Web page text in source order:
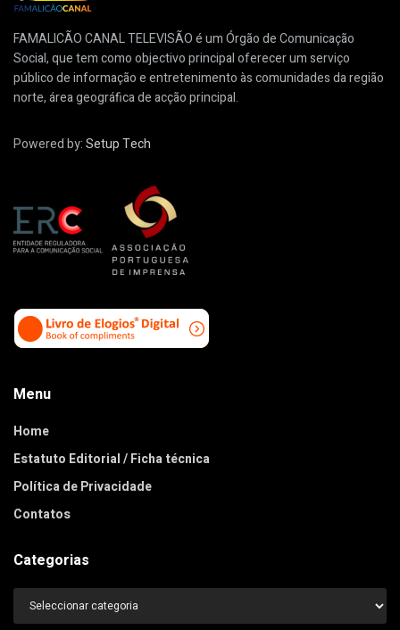
FAMALICÃO CANAL TELEVISÃO é um Órgão de Comunicação
Social, que tem como objectivo principal oferecer um serviço
público de informação e entretenimento às comunidades da região
norte, área geográfica de acção principal.
Powered by:Setup Tech
Menu
Home
Estatuto Editorial / Ficha técnica
Política de Privacidade
Contatos
Categorias
Categorias